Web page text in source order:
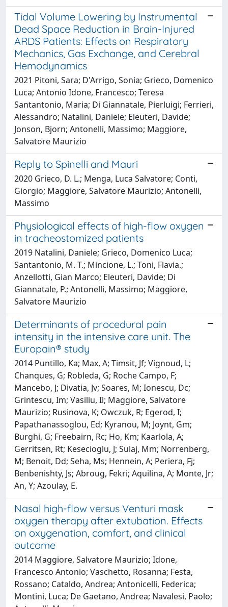
Tidal Volume Lowering by Instrumental
Dead Space Reduction in Brain-Injured
ARDS Patients: Effects on Respiratory
Mechanics, Gas Exchange, and Cerebral
Hemodynamics
2021 Pitoni, Sara; D'Arrigo, Sonia; Grieco, Domenico
Luca; Antonio Idone, Francesco; Teresa
Santantonio, Maria; Di Giannatale, Pierluigi; Ferrieri,
Alessandro; Natalini, Daniele; Eleuteri, Davide;
Jonson, Bjorn; Antonelli, Massimo; Maggiore,
Salvatore Maurizio
Reply to Spinelli and Mauri
2020 Grieco, D. L.; Menga, Luca Salvatore; Conti,
Giorgio; Maggiore, Salvatore Maurizio; Antonelli,
Massimo
Physiological effects of high-flow oxygen
in tracheostomized patients
2019 Natalini, Daniele; Grieco, Domenico Luca;
Santantonio, M. T.; Mincione, L.; Toni, Flavia.;
Anzellotti, Gian Marco; Eleuteri, Davide; Di
Giannatale, P.; Antonelli, Massimo; Maggiore,
Salvatore Maurizio
Determinants of procedural pain
intensity in the intensive care unit. The
Europain® study
2014 Puntillo, Ka; Max, A; Timsit, Jf; Vignoud, L;
Chanques, G; Robleda, G; Roche Campo, F;
Mancebo, J; Divatia, Jv; Soares, M; Ionescu, Dc;
Grintescu, Im; Vasiliu, Il; Maggiore, Salvatore
Maurizio; Rusinova, K; Owczuk, R; Egerod, I;
Papathanassoglou, Ed; Kyranou, M; Joynt, Gm;
Burghi, G; Freebairn, Rc; Ho, Km; Kaarlola, A;
Gerritsen, Rt; Kesecioglu, J; Sulaj, Mm; Norrenberg,
M; Benoit, Dd; Seha, Ms; Hennein, A; Periera, Fj;
Benbenishty, Js; Abroug, Fekri; Aquilina, A; Monte, Jr;
An, Y; Azoulay, E.
Nasal high-flow versus Venturi mask
oxygen therapy after extubation. Effects
on oxygenation, comfort, and clinical
outcome
2014 Maggiore, Salvatore Maurizio; Idone,
Francesco Antonio; Vaschetto, Rosanna; Festa,
Rossano; Cataldo, Andrea; Antonicelli, Federica;
Montini, Luca; De Gaetano, Andrea; Navalesi, Paolo;